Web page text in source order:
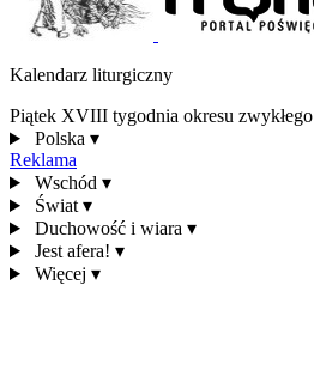
Kalendarz liturgiczny
Piątek XVIII tygodnia okresu zwykłego
Polska ▾
Reklama
Wschód ▾
Świat ▾
Duchowość i wiara ▾
Jest afera! ▾
Więcej ▾